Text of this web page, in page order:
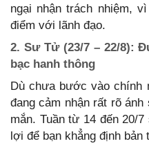
ngại nhận trách nhiệm,
điểm với lãnh đạo.
2. Sư Tử (23/7 – 22/8):
bạc hanh thông
Dù chưa bước vào chính
đang cảm nhận rất rõ
mắn. Tuần từ 14 đến 20/
lợi để bạn khẳng định